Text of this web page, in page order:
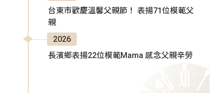
台東市歡慶溫馨父親節！ 表揚71位模範父
親
2026
長濱鄉表揚22位模範Mama 感念父親辛勞